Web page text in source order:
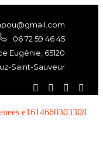
06 72 59 46 45
Eugénie, 65120
Saint-Sauveur